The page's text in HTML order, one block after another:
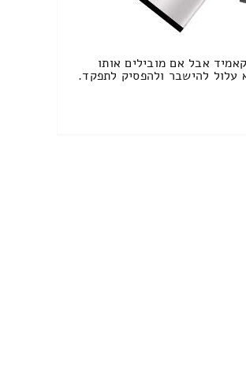
אבל אם מובילים אותו
עלול להישבר ולהפסיק לתפקד.